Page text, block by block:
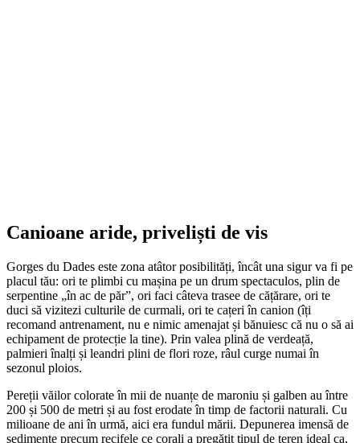
Canioane aride, priveliști de vis
Gorges du Dades este zona atâtor posibilități, încât una sigur va fi pe
placul tău: ori te plimbi cu mașina pe un drum spectaculos, plin de
serpentine „în ac de păr”, ori faci câteva trasee de cățărare, ori te
duci să vizitezi culturile de curmali, ori te cațeri în canion (îți
recomand antrenament, nu e nimic amenajat și bănuiesc că nu o să ai
echipament de protecție la tine). Prin valea plină de verdeață,
palmieri înalți și leandri plini de flori roze, râul curge numai în
sezonul ploios.
Pereții văilor colorate în mii de nuanțe de maroniu și galben au între
200 și 500 de metri și au fost erodate în timp de factorii naturali. Cu
milioane de ani în urmă, aici era fundul mării. Depunerea imensă de
sedimente precum recifele ce corali a pregătit tipul de teren ideal ca,